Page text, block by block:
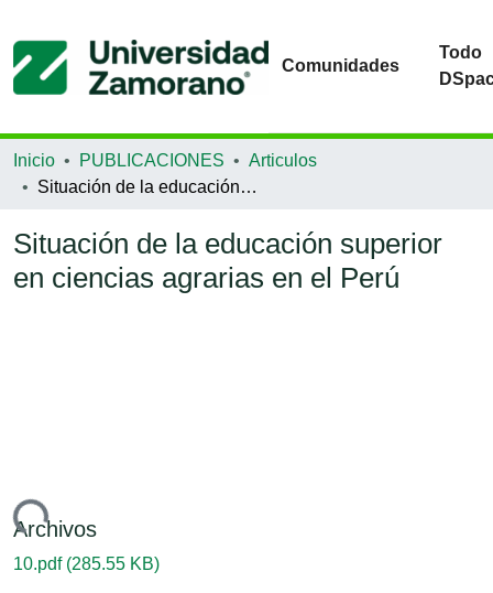
Comunidades
Todo
Inicio PUBLICACIONES
Articulos
Situación de la educación superior en ciencias agrarias en el Perú
Situación de la educación superior
en ciencias agrarias en el Perú
Archivos
10.pdf (285.55 KB)